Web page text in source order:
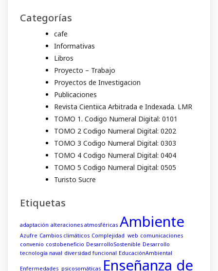
Categorías
cafe
Informativas
Libros
Proyecto – Trabajo
Proyectos de Investigacion
Publicaciones
Revista Cientiica Arbitrada e Indexada. LMR
TOMO 1. Codigo Numeral Digital: 0101
TOMO 2 Codigo Numeral Digital: 0202
TOMO 3 Codigo Numeral Digital: 0303
TOMO 4 Codigo Numeral Digital: 0404
TOMO 5 Codigo Numeral Digital: 0505
Turisto Sucre
Etiquetas
adaptación alteraciones atmosféricas Ambiente
Azufre Cambios climáticos Complejidad web comunicaciones
convenio costobeneficio DesarrolloSostenible Desarrollo
tecnología naval diversidad funcional EducaciónAmbiental
Enfermedades psicosomáticas Enseñanza de